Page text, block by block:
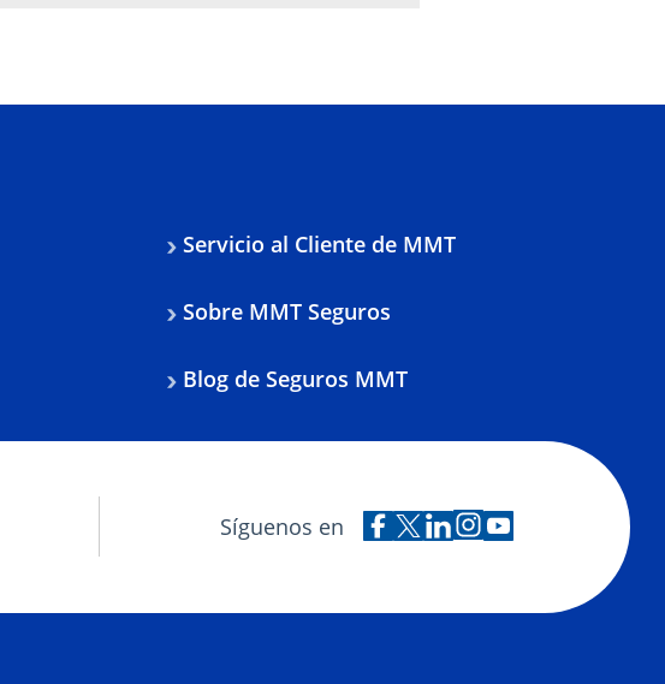
Servicio al Cliente de MMT
Sobre MMT Seguros
Blog de Seguros MMT
Síguenos en